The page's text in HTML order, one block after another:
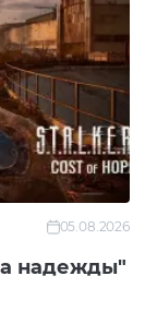
05.08.2026
надежды"